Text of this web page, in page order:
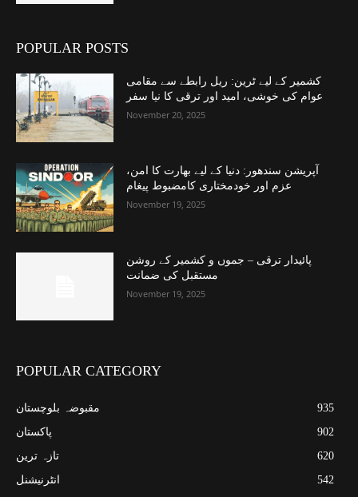
POPULAR POSTS
کشمیر کے لیے ٹرین: ریل رابطے سے مقامی
عوام کی خوشی، امید اور ترقی کا نیا سفر
November 20, 2025
آپریشن سندھور: دنیا کے لیے بھارت کا امن،
عزم اور خودمختاری کامضبوط پیغام
November 19, 2025
پائیدار ترقی – جموں و کشمیر کے روشن
مستقبل کی ضمانت
November 19, 2025
POPULAR CATEGORY
مقبوضہ بلوچستان
935
پاکستان
902
تازہ ترین
620
انٹرنیشنل
542